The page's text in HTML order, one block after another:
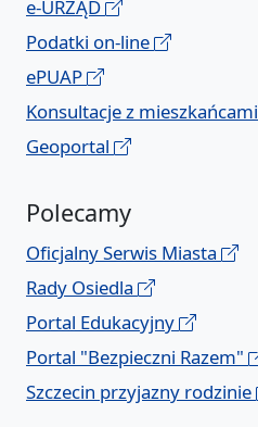
e-URZĄD
Podatki on-line
ePUAP
Konsultacje z mieszkańcami
Geoportal
Polecamy
Oficjalny Serwis Miasta
Rady Osiedla
Portal Edukacyjny
Portal "Bezpieczni Razem"
Szczecin przyjazny rodzinie